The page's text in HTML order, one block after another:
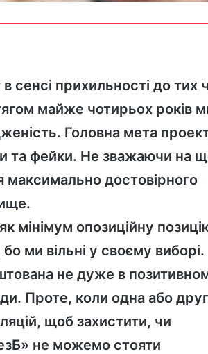
сенсі прихильності до тих
майже чотирьох років
Головна мета
та фейки. Не зважаючи на
максимально достовірного
мінімум опозиційну
ми вільні у своєму виборі.
не дуже в
Проте, коли одна або
щоб захистити, чи
не можемо стояти